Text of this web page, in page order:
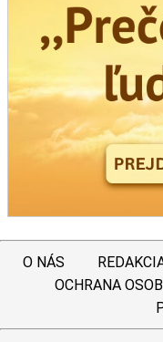
O NÁS
OCHRANA